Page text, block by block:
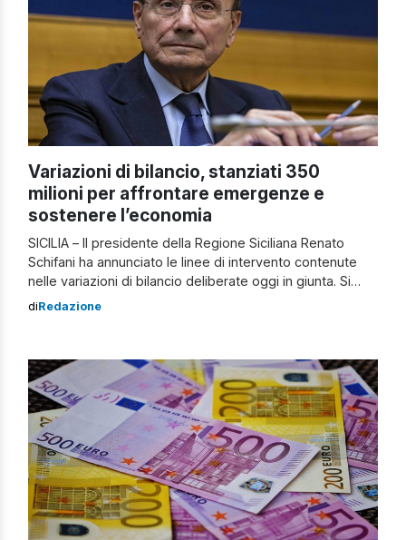
Variazioni di bilancio, stanziati 350
milioni per affrontare emergenze e
sostenere l’economia
SICILIA – Il presidente della Regione Siciliana Renato
Schifani ha annunciato le linee di intervento contenute
nelle variazioni di bilancio deliberate oggi in giunta. Si
parla di “emergenza siccità con investimenti nelle reti
fondi per il rinnovo del contratto collettivo […]
diRedazione